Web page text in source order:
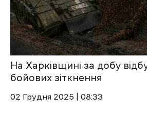
На Харківщині за добу
бойових зіткнення
02 Грудня 2025 | 08:33